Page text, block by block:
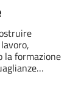
la formazione